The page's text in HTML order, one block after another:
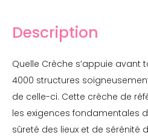
Description
Quelle Crèche s’appuie avant
4000 structures
de celle-ci. Cette crèche de
les exigences fondamentales
sûreté des lieux et de sérénité